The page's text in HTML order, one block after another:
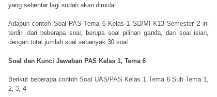
yang sebentar lagi sudah akan dimulai
Adapun contoh Soal PAS Tema 6 Kelas 1 SD/MI K13 Semester 2 ini
terdiri dari beberapa soal, berupa soal pilihan ganda, dan soal isian,
dengan total jumlah soal sebanyak 30 soal
Soal dan Kunci Jawaban PAS Kelas 1, Tema 6
Berikut beberapa contoh Soal UAS/PAS Kelas 1 Tema 6 Sub Tema 1,
2, 3, 4